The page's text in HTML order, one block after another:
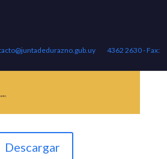
4362 2630 - Fax:
Descargar